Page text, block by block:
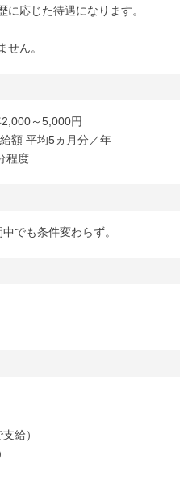
応じた待遇になります。
ん。
～5,000円
額 平均5ヵ月分／年
程度
でも条件変わらず。
給）